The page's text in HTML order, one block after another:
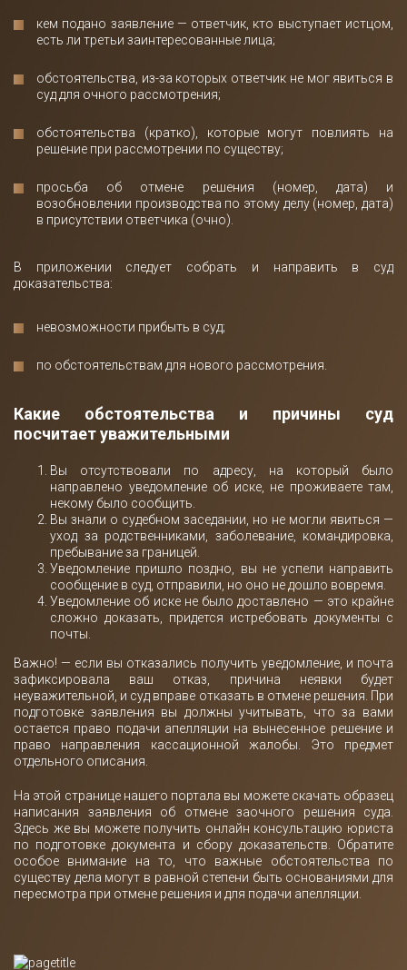
кем подано заявление — ответчик, кто выступает истцом,
есть ли третьи заинтересованные лица;
обстоятельства, из-за которых ответчик не мог явиться в
суд для очного рассмотрения;
обстоятельства (кратко), которые могут повлиять на
решение при рассмотрении по существу;
просьба об отмене решения (номер, дата) и
возобновлении производства по этому делу (номер, дата)
в присутствии ответчика (очно).
В приложении следует собрать и направить в суд
доказательства:
невозможности прибыть в суд;
по обстоятельствам для нового рассмотрения.
Какие обстоятельства и причины суд
посчитает уважительными
Вы отсутствовали по адресу, на который было
направлено уведомление об иске, не проживаете там,
некому было сообщить.
Вы знали о судебном заседании, но не могли явиться —
уход за родственниками, заболевание, командировка,
пребывание за границей.
Уведомление пришло поздно, вы не успели направить
сообщение в суд, отправили, но оно не дошло вовремя.
Уведомление об иске не было доставлено — это крайне
сложно доказать, придется истребовать документы с
почты.
Важно! — если вы отказались получить уведомление, и почта
зафиксировала ваш отказ, причина неявки будет
неуважительной, и суд вправе отказать в отмене решения. При
подготовке заявления вы должны учитывать, что за вами
остается право подачи апелляции на вынесенное решение и
право направления кассационной жалобы. Это предмет
отдельного описания.
На этой странице нашего портала вы можете скачать образец
написания заявления об отмене заочного решения суда.
Здесь же вы можете получить онлайн консультацию юриста
по подготовке документа и сбору доказательств. Обратите
особое внимание на то, что важные обстоятельства по
существу дела могут в равной степени быть основаниями для
пересмотра при отмене решения и для подачи апелляции.